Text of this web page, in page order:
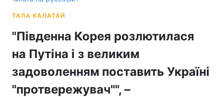
"Південна Корея розлютилася
на Путіна і з великим
задоволенням поставить Україні
"протвережувач"", –